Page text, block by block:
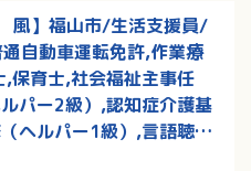
風】福山市/生活支援員/
自動車運転免許,作業療
保育士,社会福祉主事任
パー2級）,認知症介護基
ヘルパー1級）,言語聴覚